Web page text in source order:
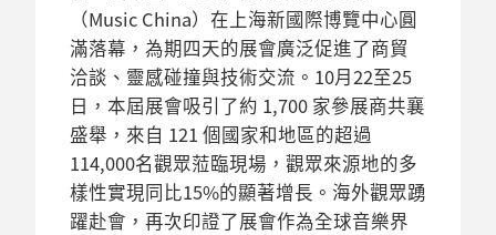
（Music China）在上海新國際博覽中心圓
滿落幕，為期四天的展會廣泛促進了商貿
洽談、靈感碰撞與技術交流。10月22至25
日，本屆展會吸引了約 1,700 家參展商共襄
盛舉，來自 121 個國家和地區的超過
114,000名觀眾蒞臨現場，觀眾來源地的多
樣性實現同比15%的顯著增長。海外觀眾踴
躍赴會，再次印證了展會作為全球音樂界